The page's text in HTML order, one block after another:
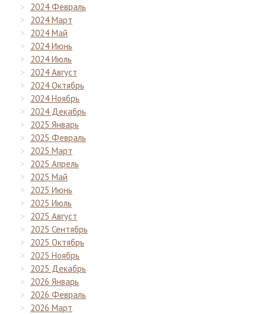
2024 Февраль
2024 Март
2024 Май
2024 Июнь
2024 Июль
2024 Август
2024 Октябрь
2024 Ноябрь
2024 Декабрь
2025 Январь
2025 Февраль
2025 Март
2025 Апрель
2025 Май
2025 Июнь
2025 Июль
2025 Август
2025 Сентябрь
2025 Октябрь
2025 Ноябрь
2025 Декабрь
2026 Январь
2026 Февраль
2026 Март